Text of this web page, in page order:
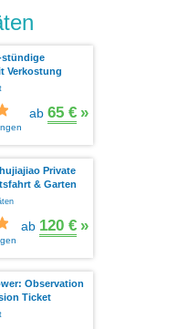
stündige
Verkostung
ab 65 € »
Private
& Garten
ab 120 € »
Observation
Ticket